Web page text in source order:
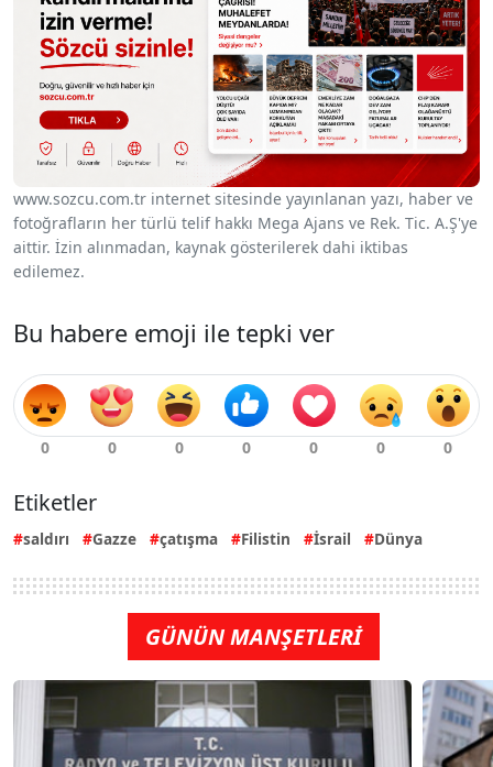
www.sozcu.com.tr internet sitesinde yayınlanan yazı, haber ve
fotoğrafların her türlü telif hakkı Mega Ajans ve Rek. Tic. A.Ş'ye
aittir. İzin alınmadan, kaynak gösterilerek dahi iktibas
edilemez.
Bu habere emoji ile tepki ver
Etiketler
saldırı Gazze çatışma Filistin İsrail Dünya
GÜNÜN MANŞETLERİ